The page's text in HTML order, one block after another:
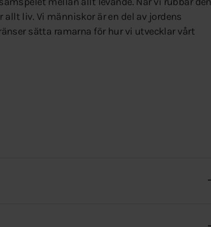
liv. Vi människor är en del av jordens
sätta ramarna för hur vi utvecklar vårt